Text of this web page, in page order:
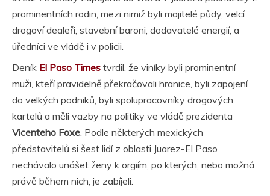
prominentních rodin, mezi nimiž byli majitelé půdy, velcí
drogoví dealeři, stavební baroni, dodavatelé energií, a
úředníci ve vládě i v policii.
Deník El Paso Times tvrdil, že viníky byli prominentní
muži, kteří pravidelně překračovali hranice, byli zapojení
do velkých podniků, byli spolupracovníky drogových
kartelů a měli vazby na politiky ve vládě prezidenta
Vicenteho Foxe . Podle některých mexických
představitelů si šest lidí z oblasti Juarez-El Paso
nechávalo unášet ženy k orgiím, po kterých, nebo možná
právě během nich, je zabíjeli.